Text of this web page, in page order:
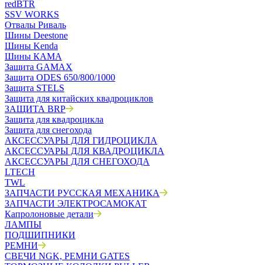
redBTR
SSV WORKS
Отвалы Риваль
Шины Deestone
Шины Kenda
Шины КАМА
Защита GAMAX
Защита ODES 650/800/1000
Защита STELS
Защита для китайских квадроциклов
ЗАЩИТА BRP
Защита для квадроцикла
Защита для снегохода
АКСЕССУАРЫ ДЛЯ ГИДРОЦИКЛА
АКСЕССУАРЫ ДЛЯ КВАДРОЦИКЛА
АКСЕССУАРЫ ДЛЯ СНЕГОХОДА
LTECH
TWL
ЗАПЧАСТИ РУССКАЯ МЕХАНИКА
ЗАПЧАСТИ ЭЛЕКТРОСАМОКАТ
Капролоновые детали
ЛАМПЫ
ПОДШИПНИКИ
РЕМНИ
СВЕЧИ NGK, РЕМНИ GATES